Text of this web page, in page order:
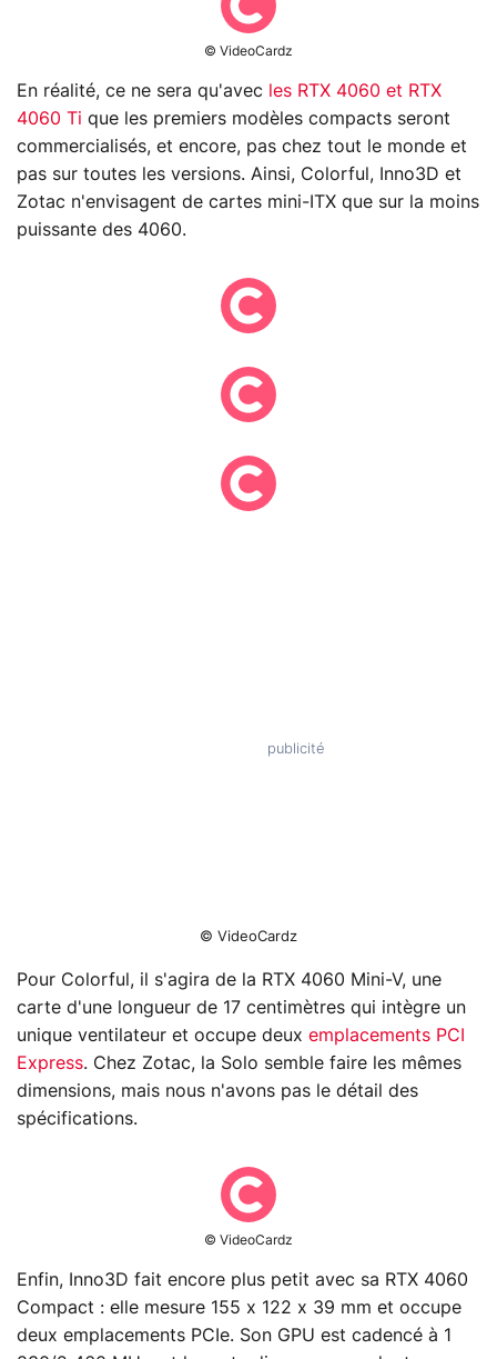
© VideoCardz
En réalité, ce ne sera qu'avec les RTX 4060 et RTX
4060 Ti que les premiers modèles compacts seront
commercialisés, et encore, pas chez tout le monde et
pas sur toutes les versions. Ainsi, Colorful, Inno3D et
Zotac n'envisagent de cartes mini-ITX que sur la moins
puissante des 4060.
© VideoCardz
Pour Colorful, il s'agira de la RTX 4060 Mini-V, une
carte d'une longueur de 17 centimètres qui intègre un
unique ventilateur et occupe deux emplacements PCI
Express. Chez Zotac, la Solo semble faire les mêmes
dimensions, mais nous n'avons pas le détail des
spécifications.
© VideoCardz
Enfin, Inno3D fait encore plus petit avec sa RTX 4060
Compact : elle mesure 155 x 122 x 39 mm et occupe
deux emplacements PCIe. Son GPU est cadencé à 1